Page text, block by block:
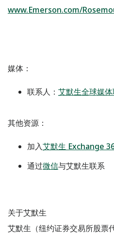
www.Emerson.com/
媒体 ：
联系人： 艾默生全球媒
其他资源：
加入艾默生 Exchange
通过微信与艾默生联系
关于艾默生
艾默生（纽约证券交易所股票